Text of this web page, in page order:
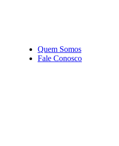
Quem Somos
Fale Conosco